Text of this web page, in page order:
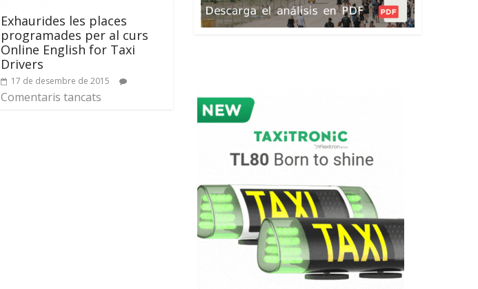
Exhaurides les places
programades per al curs
Online English for Taxi
Drivers
17 de desembre de 2015
Comentaris tancats